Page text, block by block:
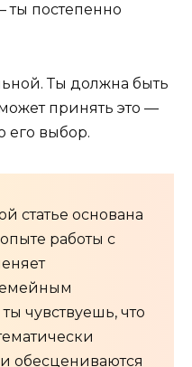
ты постепенно
Ты должна быть
принять это —
его выбор.
статье основана
работы с
чувствуешь, что
обесцениваются